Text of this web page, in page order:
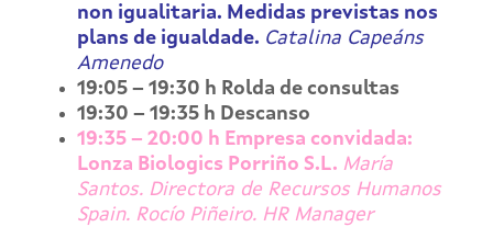
non igualitaria. Medidas previstas nos
plans de igualdade. Catalina Capeáns
Amenedo
19:05 – 19:30 h Rolda de consultas
19:30 – 19:35 h Descanso
19:35 – 20:00 h Empresa convidada:
Lonza Biologics Porriño S.L. María
Santos. Directora de Recursos Humanos
Spain. Rocío Piñeiro. HR Manager